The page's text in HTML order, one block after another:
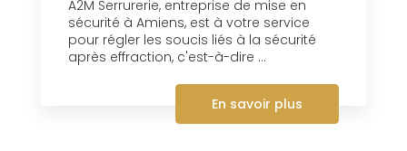
A2M Serrurerie, entreprise de mise en
sécurité à Amiens, est à votre service
pour régler les soucis liés à la sécurité
après effraction, c'est-à-dire ...
En savoir plus